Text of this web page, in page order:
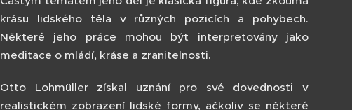
krásu lidského těla v různých pozicích a pohybech.
Některé jeho práce mohou být interpretovány jako
meditace o mládí, kráse a zranitelnosti.
Otto Lohmüller získal uznání pro své dovednosti v
realistickém zobrazení lidské formy, ačkoliv se některé